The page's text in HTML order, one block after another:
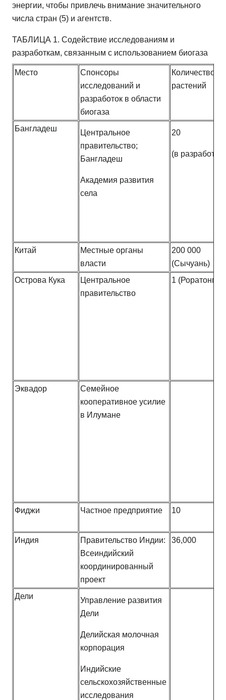
энергии, чтобы привлечь внимание значительного
числа стран (5) и агентств.
ТАБЛИЦА 1. Содействие исследованиям и
разработкам, связанным с использованием биогаза
Место
Спонсоры
исследований и
разработок в области
биогаза
Количество
растений
Бангладеш
Центральное
правительство;
Бангладеш
Академия развития
села
20
(в разработке)
Китай
Местные органы
власти
200 000
(Сычуань)
Острова Кука
Центральное
правительство
1 (Роратонга)
Эквадор
Семейное
кооперативное усилие
в Илумане
Фиджи Частное предприятие 10
Индия
Правительство Индии:
Всеиндийский
координированный
проект
36,000
Дели
Управление развития
Дели
Делийская молочная
корпорация
Индийские
сельскохозяйственные
исследования